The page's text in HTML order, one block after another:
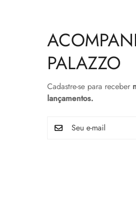
PALAZZO
Cadastre-se para receber
lançamentos.